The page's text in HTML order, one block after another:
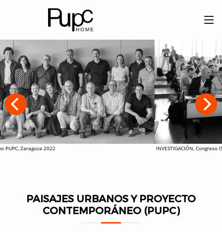
Zaragoza 2022 INVESTIGACIÓN, Congreso
PAISAJES URBANOS Y PROYECTO
CONTEMPORÁNEO (PUPC)